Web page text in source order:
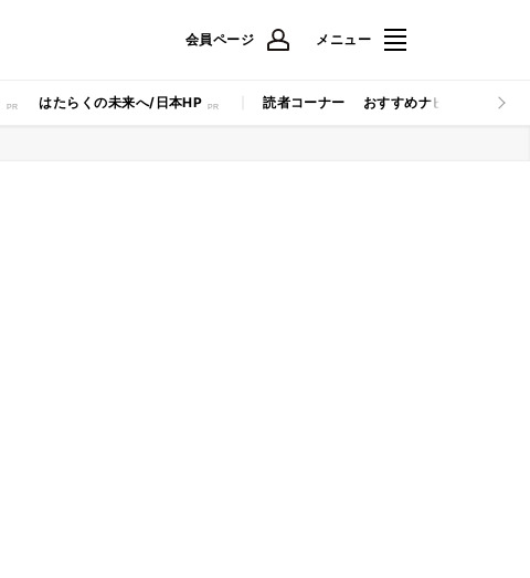
会員ページ メニュー
はたらくの未来へ/日本HP 読者コーナー おすすめナビ マイナビ